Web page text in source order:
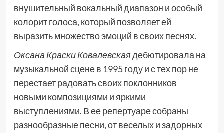
внушительный вокальный диапазон и особый
колорит голоса, который позволяет ей
выразить множество эмоций в своих песнях.
Оксана Краски Ковалевскаядебютировала на
музыкальной сцене в 1995 году и с тех пор не
перестает радовать своих поклонников
новыми композициями и яркими
выступлениями. В ее репертуаре собраны
разнообразные песни, от веселых и задорных